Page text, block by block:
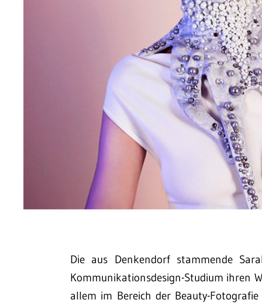
Die aus Denkendorf stammende
Kommunikationsdesign-Studium ihren
allem im Bereich der Beauty-